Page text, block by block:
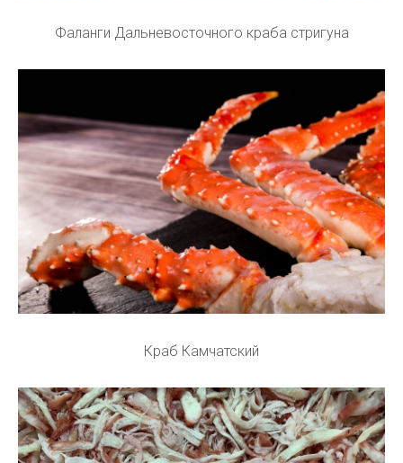
Фаланги Дальневосточного краба стригуна
Краб Камчатский